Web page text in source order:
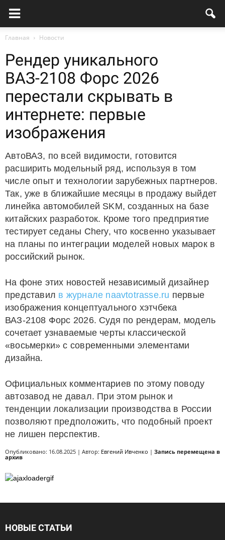
Главная Новости
Рендер уникального
ВАЗ-2108 Форс 2026
перестали скрывать в
интернете: первые
изображения
АвтоВАЗ, по всей видимости, готовится
расширить модельный ряд, используя в том
числе опыт и технологии зарубежных партнеров.
Так, уже в ближайшие месяцы в продажу выйдет
линейка автомобилей SKM, созданных на базе
китайских разработок. Кроме того предприятие
тестирует седаны Chery, что косвенно указывает
на планы по интеграции моделей новых марок в
российский рынок.
На фоне этих новостей независимый дизайнер
представил в журнале naavtotrasse.ru первые
изображения концептуального хэтчбека
ВАЗ-2108 Форс 2026. Судя по рендерам, модель
сочетает узнаваемые черты классической
«восьмерки» с современными элементами
дизайна.
Официальных комментариев по этому поводу
автозавод не давал. При этом рынок и
тенденции локализации производства в России
позволяют предположить, что подобный проект
не лишен перспектив.
Опубликовано: 16.08.2025 | Автор: Евгений Ивченко | Запись перемещена в
архив
НОВЫЕ СТАТЬИ